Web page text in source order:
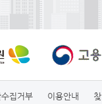
집거부 이용안내